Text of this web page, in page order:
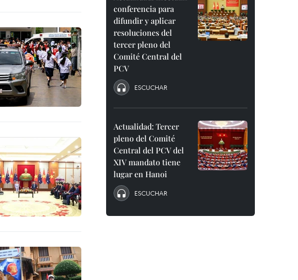
conferencia para
difundir y aplicar
resoluciones del
tercer pleno del
Comité Central del
PCV
ESCUCHAR
Actualidad: Tercer
pleno del Comité
Central del PCV del
XIV mandato tiene
lugar en Hanoi
ESCUCHAR